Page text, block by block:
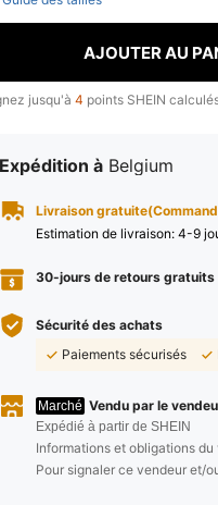
AJOUTER AU
jusqu'à 4 points SHEIN
Expédition à Belgium
Livraison
Estimation de livraison: 4-9
30-jours de retours gratuits
Sécurité des achats
Paiements sécurisés
Marché Vendu par le
Expédié à partir de SHEIN
Informations et obligations du
Pour signaler ce vendeur et/